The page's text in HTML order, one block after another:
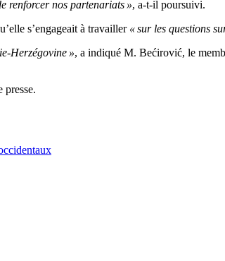
renforcer nos partenariats », a-t-il poursuivi.
s’engageait à travailler « sur les questions
Herzégovine », a indiqué M. Bećirović, le
presse.